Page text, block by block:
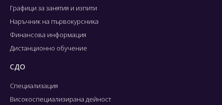
Графици за занятия и изпити
Наръчник на първокурсника
Финансова информация
Дистанционно обучение
СДО
Специализация
Високоспециализирана дейност